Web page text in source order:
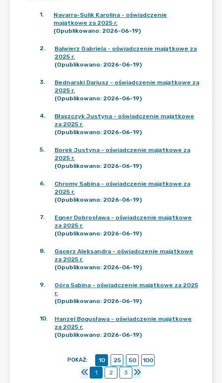
1.
Navarra-Sulik Karolina - oświadczenie
majątkowe za 2025 r.
(Opublikowano: 2026-06-19)
2.
Balwierz Gabriela - oświadczenie majątkowe za
2025 r.
(Opublikowano: 2026-06-19)
3.
Bednarski Dariusz - oświadczenie majątkowe za
2025 r.
(Opublikowano: 2026-06-19)
4.
Błaszczyk Justyna - oświadczenie majątkowe
za 2025 r.
(Opublikowano: 2026-06-19)
5.
Borek Justyna - oświadczenie majątkowe za
2025 r.
(Opublikowano: 2026-06-19)
6.
Chromy Sabina - oświadczenie majątkowe za
2025 r.
(Opublikowano: 2026-06-19)
7.
Egner Dobrosława - oświadczenie majątkowe
za 2025 r.
(Opublikowano: 2026-06-19)
8.
Gącerz Aleksandra - oświadczenie majątkowe
za 2025 r.
(Opublikowano: 2026-06-19)
9.
Góra Sabina - oświadczenie majątkowe za 2025
r.
(Opublikowano: 2026-06-19)
10.
Hanzel Bogusława - oświadczenie majątkowe
za 2025 r.
(Opublikowano: 2026-06-19)
POKAŻ: 10 25 50
100
1
2 3